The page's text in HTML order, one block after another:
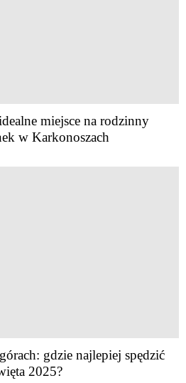
miejsce na rodzinny
w Karkonoszach
gdzie najlepiej spędzić
2025?